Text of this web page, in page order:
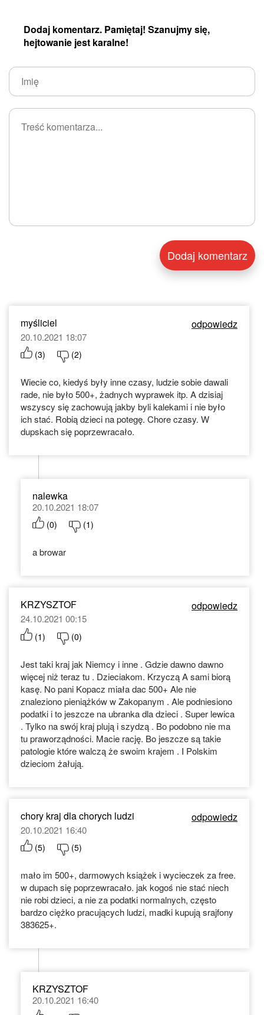
Dodaj komentarz. Pamiętaj! Szanujmy się,
hejtowanie jest karalne!
myśliciel odpowiedz
20.10.2021 18:07
(3) (2)
Wiecie co, kiedyś były inne czasy, ludzie sobie dawali
rade, nie było 500+, żadnych wyprawek itp. A dzisiaj
wszyscy się zachowują jakby byli kalekami i nie było
ich stać. Robią dzieci na potegę. Chore czasy. W
dupskach się poprzewracało.
nalewka
20.10.2021 18:07
(0) (1)
a browar
KRZYSZTOF odpowiedz
24.10.2021 00:15
(1) (0)
Jest taki kraj jak Niemcy i inne . Gdzie dawno dawno
więcej niż teraz tu . Dzieciakom. Krzyczą A sami biorą
kasę. No pani Kopacz miała dac 500+ Ale nie
znaleziono pieniążków w Zakopanym . Ale podniesiono
podatki i to jeszcze na ubranka dla dzieci . Super lewica
. Tylko na swój kraj plują i szydzą . Bo podobno nie ma
tu praworządności. Macie rację. Bo jeszcze są takie
patologie które walczą że swoim krajem . I Polskim
dzieciom żałują.
chory kraj dla chorych ludzi odpowiedz
20.10.2021 16:40
(5) (5)
mało im 500+, darmowych książek i wycieczek za free.
w dupach się poprzewracało. jak kogoś nie stać niech
nie robi dzieci, a nie za podatki normalnych, często
bardzo ciężko pracujących ludzi, madki kupują srajfony
383625+.
KRZYSZTOF
20.10.2021 16:40